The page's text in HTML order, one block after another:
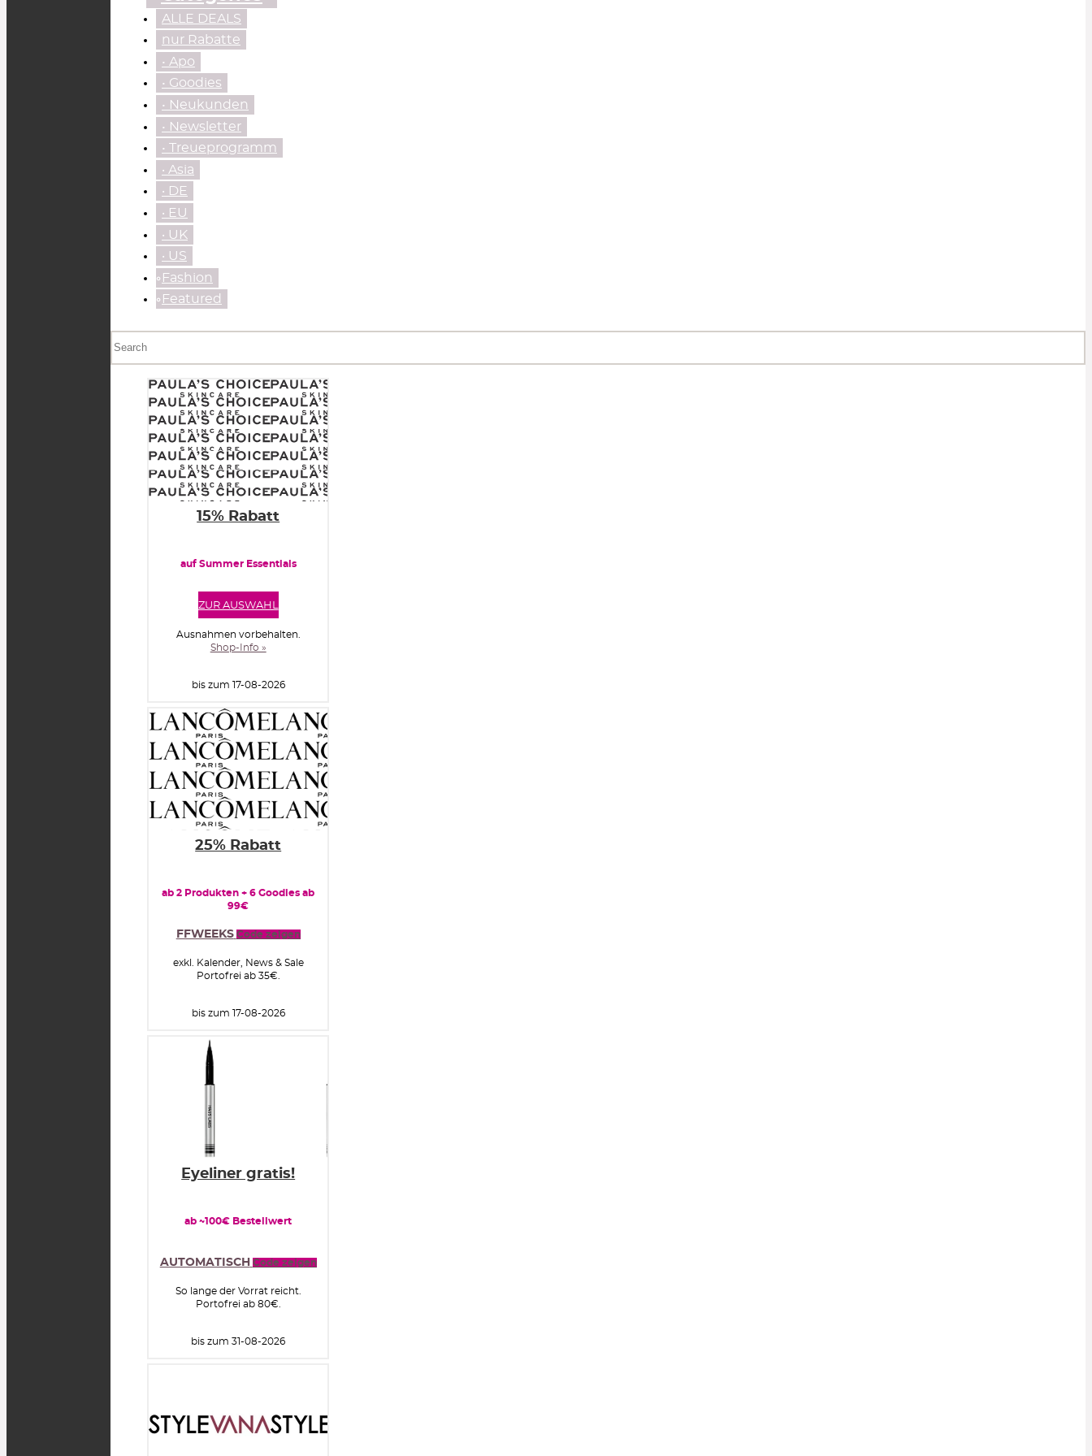
ALLE DEALS
nur Rabatte
• Apo
• Goodies
• Neukunden
• Newsletter
• Treueprogramm
‧ Asia
‧ DE
‧ EU
‧ UK
‧ US
⃘Fashion
⃘Featured
15% Rabatt
auf Summer Essentials
ZUR AUSWAHL
Ausnahmen vorbehalten.
Shop-Info »
bis zum 17-08-2026
25% Rabatt
ab 2 Produkten + 6 Goodies ab
99€
FFWEEKS Code zeigen
exkl. Kalender, News & Sale
Portofrei ab 35€.
bis zum 17-08-2026
Eyeliner gratis!
ab ~100€ Bestellwert
AUTOMATISCH Code zeigen
So lange der Vorrat reicht.
Portofrei ab 80€.
bis zum 31-08-2026